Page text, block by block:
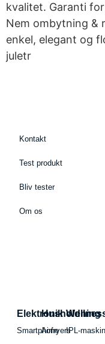
kvalitet. Garanti
Nem ombytning &
enkel, elegant og
juletr
Kontakt
Test produkt
Bliv tester
Om os
Elektronik
Smartphone
Husholdning
AirfryersIPL-